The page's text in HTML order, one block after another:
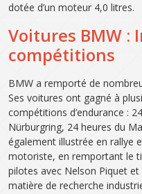
dotée d’un moteur 4,0 litres.
Voitures BMW :
compétitions
BMW a remporté de
Ses voitures ont gagné à
compétitions d’endurance :
Nürburgring, 24 heures du
également illustrée en rallye
motoriste, en remportant le
pilotes avec Nelson Piquet et
matière de recherche